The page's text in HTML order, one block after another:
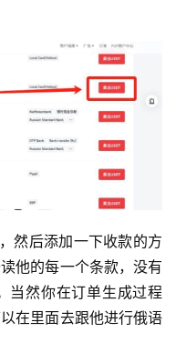
然后添加一下收款的方
他的每一个条款，没有
当然你在订单生成过程
在里面去跟他进行俄语